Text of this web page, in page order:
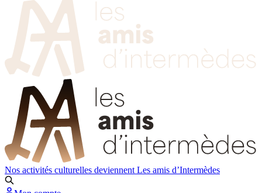
Nos activités culturelles deviennent Les amis d’Intermèdes